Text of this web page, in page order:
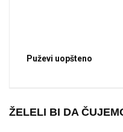
Puževi uopšteno
ŽELELI BI DA